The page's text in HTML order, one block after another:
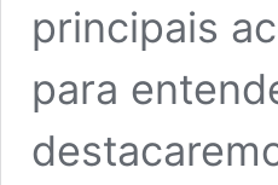
principais
para